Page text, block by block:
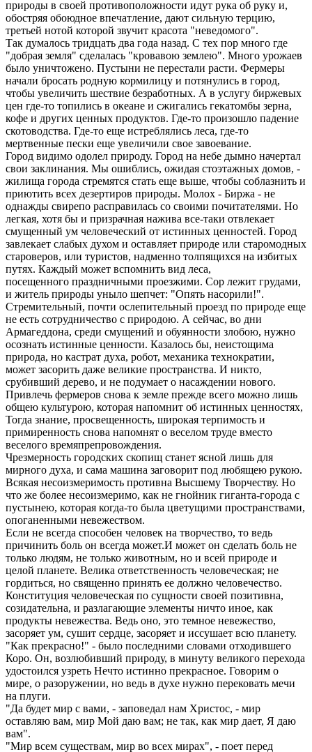
природы в своей противоположности идут рука об руку и,
обостряя обоюдное впечатление, дают сильную терцию,
третьей нотой которой звучит красота "неведомого".
Так думалось тридцать два года назад. С тех пор много где
"добрая земля" сделалась "кровавою землею". Много урожаев
было уничтожено. Пустыни не перестали расти. Фермеры
начали бросать родную кормилицу и потянулись в город,
чтобы увеличить шествие безработных. А в услугу биржевых
цен где-то топились в океане и сжигались гекатомбы зерна,
кофе и других ценных продуктов. Где-то произошло падение
скотоводства. Где-то еще истреблялись леса, где-то
мертвенные пески еще увеличили свое завоевание.
Город видимо одолел природу. Город на небе дымно начертал
свои заклинания. Мы ошиблись, ожидая стоэтажных домов, -
жилища города стремятся стать еще выше, чтобы соблазнить и
приютить всех дезертиров природы. Молох - Биржа - не
однажды свирепо расправилась со своими почитателями. Но
легкая, хотя бы и призрачная нажива все-таки отвлекает
смущенный ум человеческий от истинных ценностей. Город
завлекает слабых духом и оставляет природе или старомодных
староверов, или туристов, надменно толпящихся на избитых
путях. Каждый может вспомнить вид леса,
посещенного праздничными проезжими. Сор лежит грудами,
и житель природы уныло шепчет: "Опять насорили!".
Стремительный, почти ослепительный проезд по природе еще
не есть сотрудничество с природою. А сейчас, во дни
Армагеддона, среди смущений и обуянности злобою, нужно
осознать истинные ценности. Казалось бы, неистощима
природа, но кастрат духа, робот, механика технократии,
может засорить даже великие пространства. И никто,
срубивший дерево, и не подумает о насаждении нового.
Привлечь фермеров снова к земле прежде всего можно лишь
общею культурою, которая напомнит об истинных ценностях,
Тогда знание, просвещенность, широкая терпимость и
примиренность снова напомнят о веселом труде вместо
веселого времяпрепровождения.
Чрезмерность городских скопищ станет ясной лишь для
мирного духа, и сама машина заговорит под любящею рукою.
Всякая несоизмеримость противна Высшему Творчеству. Но
что же более несоизмеримо, как не гнойник гиганта-города с
пустынею, которая когда-то была цветущими пространствами,
опоганенными невежеством.
Если не всегда способен человек на творчество, то ведь
причинить боль он всегда может.И может он сделать боль не
только людям, не только животным, но и всей природе и
целой планете. Beлика ответственность человеческая; не
гордиться, но священно принять ее должно человечество.
Конституция человеческая по сущности своей позитивна,
созидательна, и разлагающие элементы ничто иное, как
продукты невежества. Ведь оно, это темное невежество,
засоряет ум, сушит сердце, засоряет и иссушает всю планету.
"Как прекрасно!" - было последними словами отходившего
Коро. Он, возлюбивший природу, в минуту великого перехода
удостоился узреть Нечто истинно прекрасное. Говорим о
мире, о разоружении, но ведь в духе нужно перековать мечи
на плуги.
"Да будет мир с вами, - заповедал нам Христос, - мир
оставляю вам, мир Мой даю вам; не так, как мир дает, Я даю
вам".
"Мир всем существам, мир во всех мирах", - поет перед